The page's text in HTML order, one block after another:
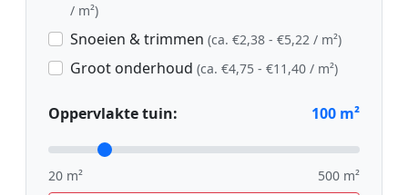
/ m²)
Snoeien & trimmen (ca. €2,38 - €5,22 / m²)
Groot onderhoud (ca. €4,75 - €11,40 / m²)
Oppervlakte tuin: 100 m²
20 m² 500 m²